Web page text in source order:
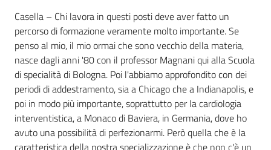
Casella – Chi lavora in questi posti deve aver fatto un
percorso di formazione veramente molto importante. Se
penso al mio, il mio ormai che sono vecchio della materia,
nasce dagli anni '80 con il professor Magnani qui alla Scuola
di specialità di Bologna. Poi l'abbiamo approfondito con dei
periodi di addestramento, sia a Chicago che a Indianapolis, e
poi in modo più importante, soprattutto per la cardiologia
interventistica, a Monaco di Baviera, in Germania, dove ho
avuto una possibilità di perfezionarmi. Però quella che è la
caratteristica della nostra specializzazione è che non c'è un